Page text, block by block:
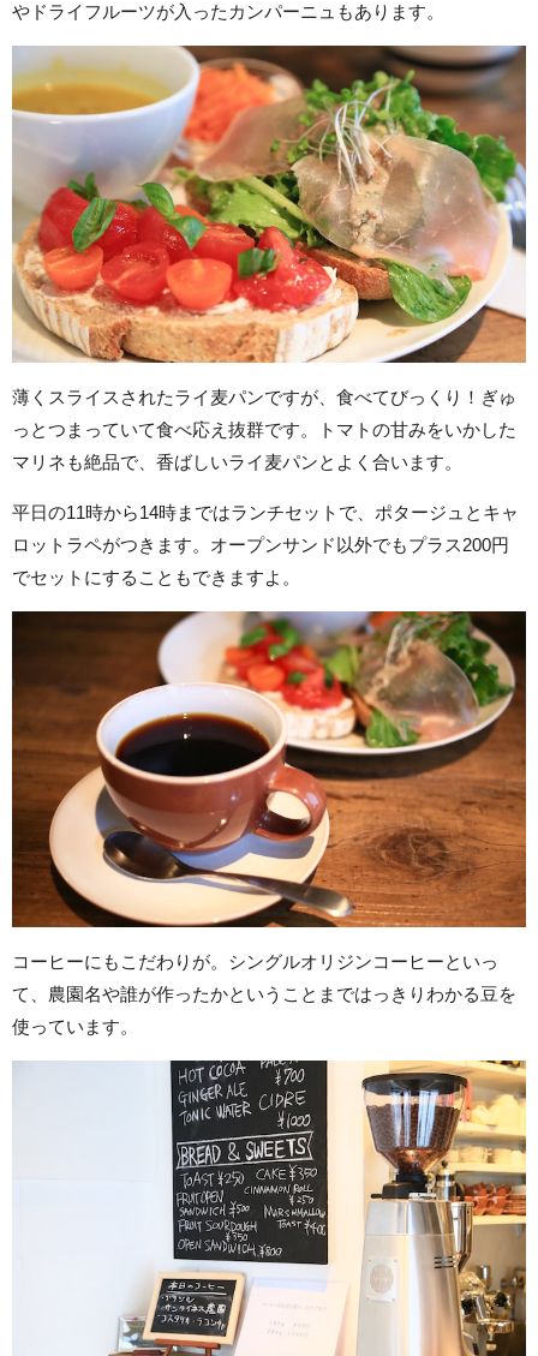
やドライフルーツが入ったカンパーニュもあります。
薄くスライスされたライ麦パンですが、食べてびっくり！ぎゅ
っとつまっていて食べ応え抜群です。トマトの甘みをいかした
マリネも絶品で、香ばしいライ麦パンとよく合います。
平日の11時から14時まではランチセットで、ポタージュとキャ
ロットラペがつきます。オープンサンド以外でもプラス200円
でセットにすることもできますよ。
コーヒーにもこだわりが。シングルオリジンコーヒーといっ
て、農園名や誰が作ったかということまではっきりわかる豆を
使っています。